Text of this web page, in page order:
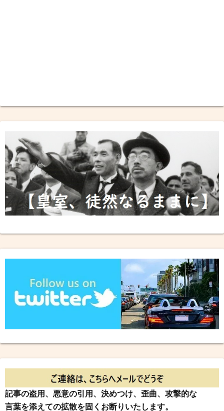
記事の盗用、悪意の引用、決めつけ、歪曲、攻撃的な
言葉を添えての拡散を固くお断りいたします。